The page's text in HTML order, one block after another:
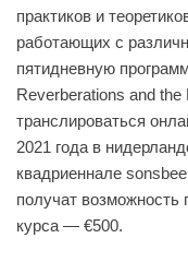
практиков и
работающих с
пятидневную
Reverberations and
транслироваться
2021 года в
квадриеннале
получат возможность
курса — €500.